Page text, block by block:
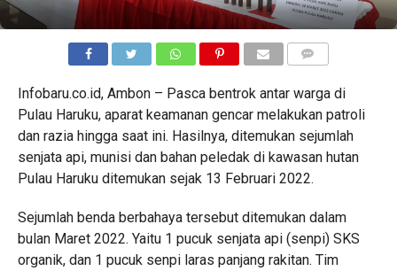
Infobaru.co.id, Ambon – Pasca bentrok antar warga di
Pulau Haruku, aparat keamanan gencar melakukan patroli
dan razia hingga saat ini. Hasilnya, ditemukan sejumlah
senjata api, munisi dan bahan peledak di kawasan hutan
Pulau Haruku ditemukan sejak 13 Februari 2022.
Sejumlah benda berbahaya tersebut ditemukan dalam
bulan Maret 2022. Yaitu 1 pucuk senjata api (senpi) SKS
organik, dan 1 pucuk senpi laras panjang rakitan. Tim